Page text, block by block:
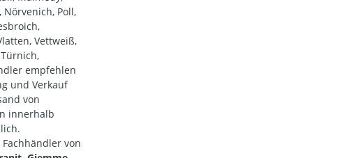
Poll,
Vettweiß,
empfehlen
und Verkauf
von
innerhalb
von